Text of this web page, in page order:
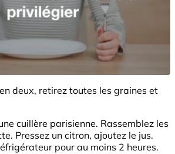
deux, retirez toutes les graines et
cuillère parisienne. Rassemblez les
Pressez un citron, ajoutez le jus.
pour au moins 2 heures.